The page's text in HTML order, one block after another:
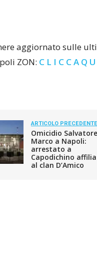
aggiornato sulle
ZON: C L I C C A Q
ARTICOLO PRECEDENTE
Omicidio
Marco a Napoli:
arrestato a
Capodichino
al clan D’Amico